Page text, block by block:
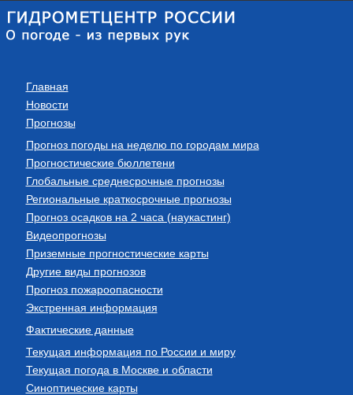
Главная
Новости
Прогнозы
Прогноз погоды на неделю по городам мира
Прогностические бюллетени
Глобальные среднесрочные прогнозы
Региональные краткосрочные прогнозы
Прогноз осадков на 2 часа (наукастинг)
Видеопрогнозы
Приземные прогностические карты
Другие виды прогнозов
Прогноз пожароопасности
Экстренная информация
Фактические данные
Текущая информация по России и миру
Текущая погода в Москве и области
Синоптические карты